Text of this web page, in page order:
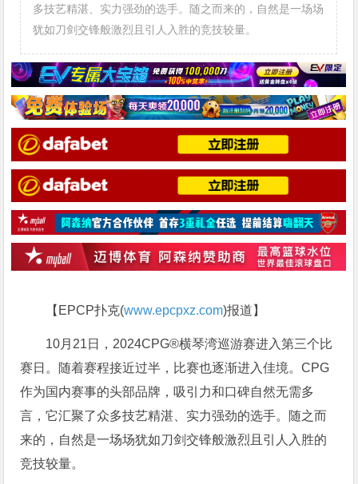
多技艺精湛、实力强劲的选手。随之而来的，自然是一场场
犹如刀剑交锋般激烈且引人入胜的竞技较量。
【EPCP扑克(www.epcpxz.com)报道】
10月21日，2024CPG®横琴湾巡游赛进入第三个比
赛日。随着赛程接近过半，比赛也逐渐进入佳境。CPG
作为国内赛事的头部品牌，吸引力和口碑自然无需多
言，它汇聚了众多技艺精湛、实力强劲的选手。随之而
来的，自然是一场场犹如刀剑交锋般激烈且引人入胜的
竞技较量。